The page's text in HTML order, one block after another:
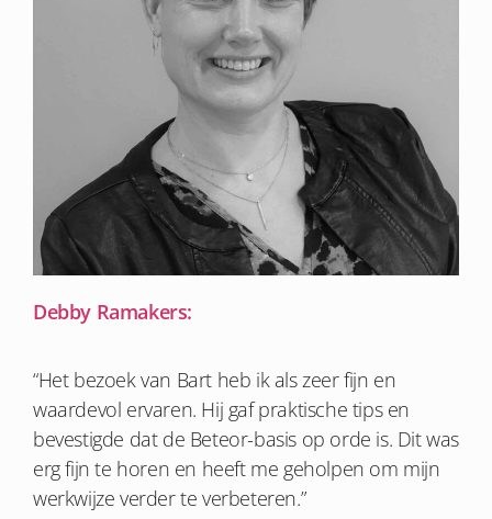
Debby Ramakers:
“Het bezoek van Bart heb ik als zeer fijn en
waardevol ervaren. Hij gaf praktische tips en
bevestigde dat de Beteor-basis op orde is. Dit was
erg fijn te horen en heeft me geholpen om mijn
werkwijze verder te verbeteren.”